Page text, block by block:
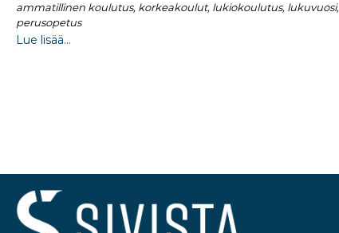
ammatillinen koulutus, korkeakoulut, lukiokoulutus, lukuvuosi,
perusopetus
Lue lisää...